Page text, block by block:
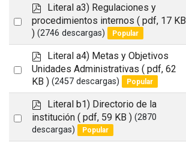
Select
p
d
f
Literal a3) Regulaciones y
procedimientos internos ( pdf, 17 KB
) (2746 descargas) Popular
Select
p
d
f
Literal a4) Metas y Objetivos
Unidades Administrativas ( pdf, 62
KB ) (2457 descargas) Popular
Select
p
d
f
Literal b1) Directorio de la
institución ( pdf, 59 KB ) (2870
descargas)
Popular